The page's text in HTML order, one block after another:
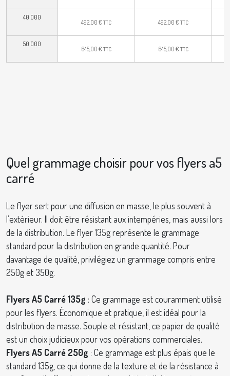
40 000
492,00€ TTC 492,00€ TTC
50 000
645,00€ TTC 645,00€ TTC
Quel grammage choisir pour vos flyers a5
carré
Le flyer sert pour une diffusion en masse, le plus souvent à
l’extérieur. Il doit être résistant aux intempéries, mais aussi lors
de la distribution. Le flyer 135g représente le grammage
standard pour la distribution en grande quantité. Pour
davantage de qualité, privilégiez un grammage compris entre
250g et 350g.
Flyers A5 Carré 135g : Ce grammage est couramment utilisé
pour les flyers. Économique et pratique, il est idéal pour la
distribution de masse. Souple et résistant, ce papier de qualité
est un choix judicieux pour vos opérations commerciales.
Flyers A5 Carré 250g : Ce grammage est plus épais que le
standard 135g, ce qui donne de la texture et de la résistance à